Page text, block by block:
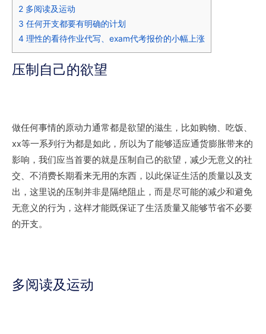
2 多阅读及运动
3 任何开支都要有明确的计划
4 理性的看待作业代写、exam代考报价的小幅上涨
压制自己的欲望
做任何事情的原动力通常都是欲望的滋生，比如购物、吃饭、
xx等一系列行为都是如此，所以为了能够适应通货膨胀带来的
影响，我们应当首要的就是压制自己的欲望，减少无意义的社
交、不消费长期看来无用的东西，以此保证生活的质量以及支
出，这里说的压制并非是隔绝阻止，而是尽可能的减少和避免
无意义的行为，这样才能既保证了生活质量又能够节省不必要
的开支。
多阅读及运动